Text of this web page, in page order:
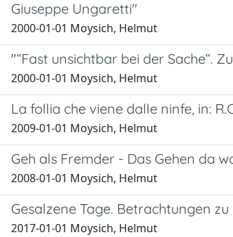
Giuseppe Ungaretti"
2000-01-01 Moysich, Helmut
"“Fast unsichtbar bei der Sache“.
2000-01-01 Moysich, Helmut
La follia che viene dalle ninfe, in:
2009-01-01 Moysich, Helmut
Geh als Fremder - Das Gehen da
2008-01-01 Moysich, Helmut
Gesalzene Tage. Betrachtungen
2017-01-01 Moysich, Helmut